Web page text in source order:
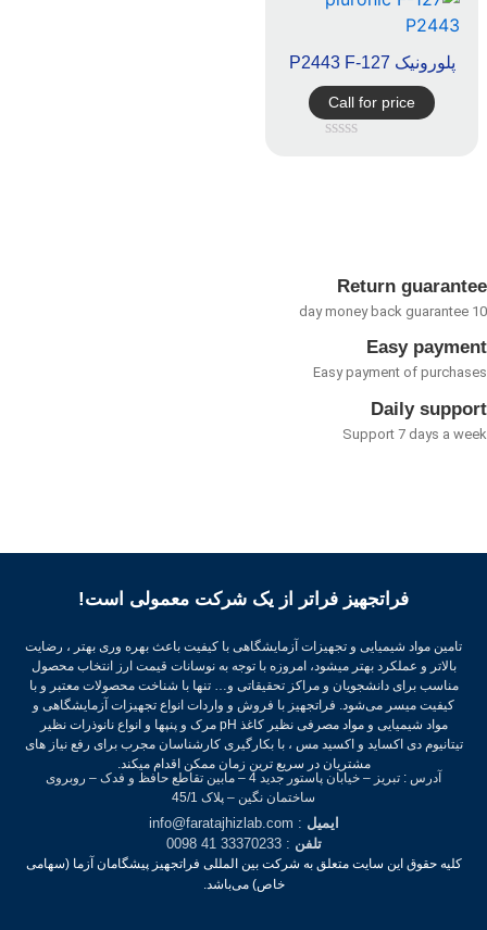
پلورونیک P2443 F-127
Call for price
Return
Easy
Easy payment of
Daily
Support 7 days a
فراتجهیز فراتر از یک شرکت معمولی است!
تامین مواد شیمیایی و تجهیزات آزمایشگاهی با کیفیت باعث بهره وری بهتر ، رضایت
بالاتر و عملکرد بهتر میشود، امروزه با توجه به نوسانات قیمت ارز انتخاب محصول
مناسب برای دانشجویان و مراکز تحقیقاتی و… تنها با شناخت محصولات معتبر و با
کیفیت میسر می‌شود.فراتجهیز با فروش و واردات انواع تجهیزات آزمایشگاهی و
مواد شیمیایی و مواد مصرفی نظیر کاغذ pH مرک و پنپها و انواع نانوذرات نظیر
تیتانیوم دی اکساید و اکسید مس ، با بکارگیری کارشناسان مجرب برای رفع نیاز های
مشتریان در سریع ترین زمان ممکن اقدام میکند.
آدرس : تبریز – خیابان پاستور جدید 4 – مابین تقاطع حافظ و فدک – روبروی
ساختمان نگین – پلاک 45/1
ایمیل: info@faratajhizlab.com
تلفن: 33370233 41 0098
کلیه حقوق این سایت متعلق به شرکت بین المللی فراتجهیز پیشگامان آزما (سهامی
خاص) می‌باشد.